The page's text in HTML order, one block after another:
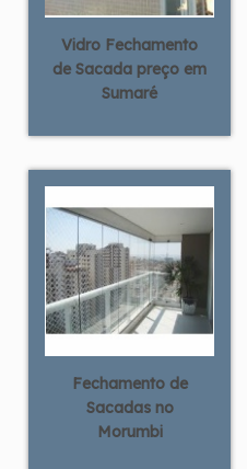
Vidro Fechamento
de Sacada preço em
Sumaré
Fechamento de
Sacadas no
Morumbi